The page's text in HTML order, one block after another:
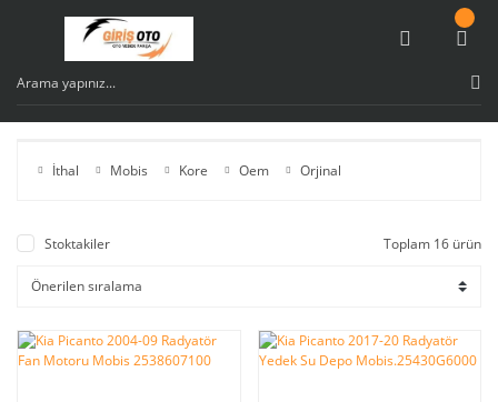
İthal Mobis Kore Oem Orjinal
Stoktakiler Toplam 16 ürün